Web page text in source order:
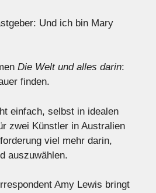
Und ich bin Mary
Die Welt und alles darin:
finden.
einfach, selbst in idealen
zwei Künstler in Australien
viel mehr darin,
auszuwählen.
Amy Lewis bringt